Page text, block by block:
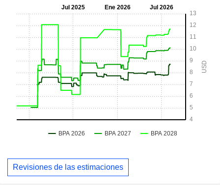
Revisiones de las estimaciones